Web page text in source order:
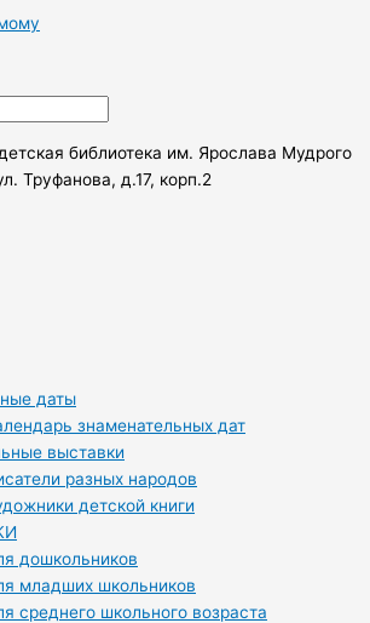
библиотека им. Ярослава Мудрого
Труфанова, д.17, корп.2
даты
знаменательных дат
выставки
разных народов
детской книги
дошкольников
младших школьников
среднего школьного возраста